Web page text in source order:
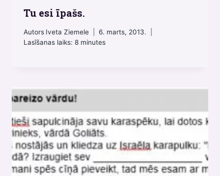
Tu esi īpašs.
Autors Iveta Ziemele
6. marts, 2013.
Lasīšanas laiks: 8 minutes